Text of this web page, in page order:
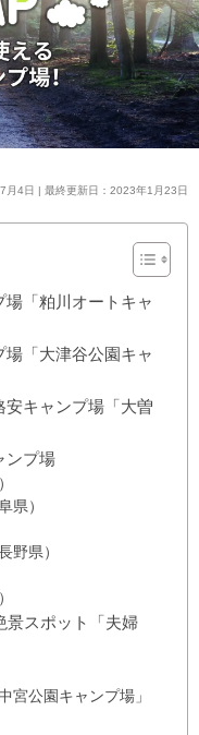
月4日 | 最終更新日：2023年1月23日
「粕川オートキャ
「大津谷公園キャ
キャンプ場「大曽
ンプ場
県）
野県）
景スポット「夫婦
宮公園キャンプ場」